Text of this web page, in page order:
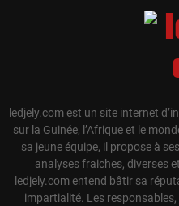
ledjely.com est un site internet
sur la Guinée, l’Afrique et le
sa jeune équipe, il propose à
analyses fraiches, diverses
ledjely.com entend bâtir sa
impartialité. Les